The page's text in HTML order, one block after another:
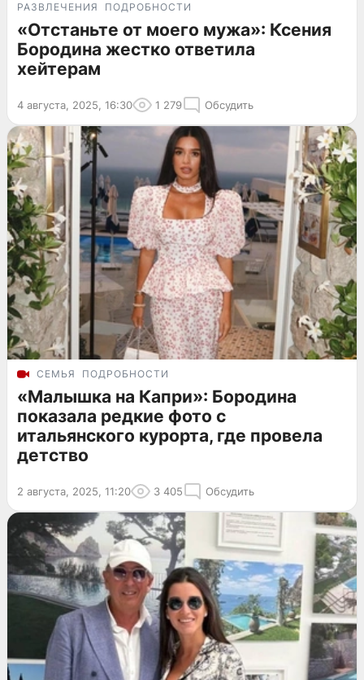
РАЗВЛЕЧЕНИЯ ПОДРОБНОСТИ
«Отстаньте от моего мужа»: Ксения
Бородина жестко ответила
хейтерам
4 августа, 2025, 16:30 1 279 Обсудить
СЕМЬЯ ПОДРОБНОСТИ
«Малышка на Капри»: Бородина
показала редкие фото с
итальянского курорта, где провела
детство
2 августа, 2025, 11:20 3 405 Обсудить